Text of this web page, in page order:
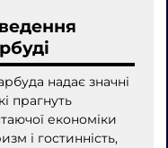
надає значні
прагнуть
економіки
і гостинність,